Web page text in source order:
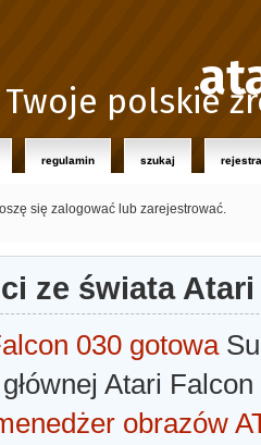
Twoje polskie
regulamin szukaj
się zalogować lub zarejestrować.
ze świata Atari
030 gotowa
Atari
obrazów